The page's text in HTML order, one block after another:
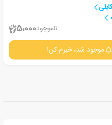
ناموجود5،000
موجود شد، خبرم کن!